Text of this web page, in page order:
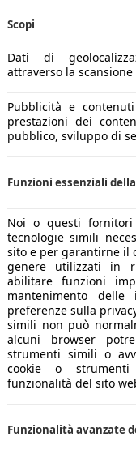
Scopi
Dati di
attraverso la
Pubblicità e
prestazioni dei
pubblico, sviluppo di
Funzioni essenziali
Noi o questi
tecnologie simili
sito e per garantirne il
genere utilizzati in
abilitare funzioni
mantenimento
preferenze sulla
simili non può
alcuni browser
strumenti simili o
cookie o
funzionalità del sito
Funzionalità avanzate